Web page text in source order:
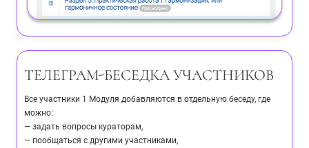
ТЕЛЕГРАМ-БЕСЕДКА УЧАСТНИКОВ
Все участники 1 Модуля добавляются в отдельную беседу, где
можно:
— задать вопросы кураторам,
— пообщаться с другими участниками,